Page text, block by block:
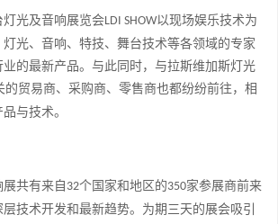
光及音响展览会LDI SHOW以现场娱乐技术为
光、音响、特技、舞台技术等各领域的专家
的最新产品。与此同时，与拉斯维加斯灯光
的贸易商、采购商、零售商也都纷纷前往，相
与技术。
展共有来自 32个国家和地区的350家参展商前来
技术开发和最新趋势。 为期三天的展会吸引